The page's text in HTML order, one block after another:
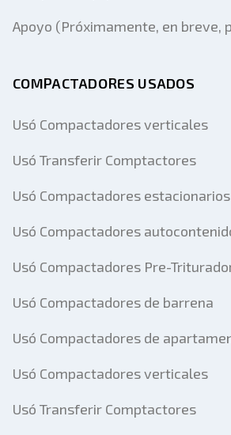
Apoyo (Próximamente, en breve,
COMPACTADORES USADOS
Usó Compactadores verticales
Usó Transferir Comptactores
Usó Compactadores estacionarios
Usó Compactadores
Usó Compactadores Pre-
Usó Compactadores de barrena
Usó Compactadores de
Usó Compactadores verticales
Usó Transferir Comptactores